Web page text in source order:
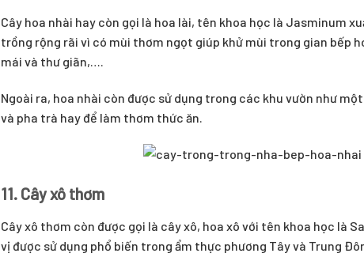
Cây hoa nhài hay còn gọi là hoa lài, tên khoa học là Jasminum
trồng rộng rãi vì có mùi thơm ngọt giúp khử mùi trong gian bếp
mái và thư giãn,….
Ngoài ra, hoa nhài còn được sử dụng trong các khu vườn như
và pha trà hay để làm thơm thức ăn.
11. Cây xô thơm
Cây xô thơm còn được gọi là cây xô, hoa xô với tên khoa học là
vị được sử dụng phổ biến trong ẩm thực phương Tây và Trung